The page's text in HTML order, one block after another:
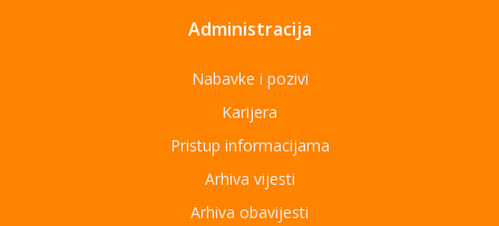
Administracija
Nabavke i pozivi
Karijera
Pristup informacijama
Arhiva vijesti
Arhiva obavijesti